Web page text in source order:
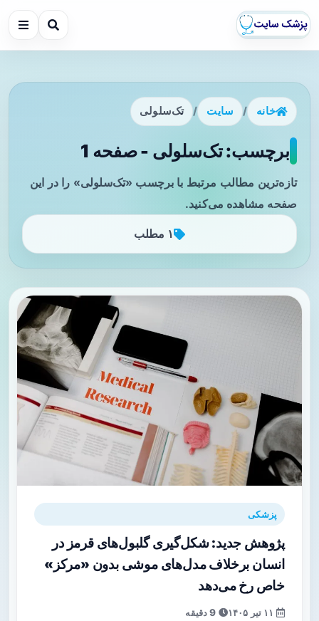
خانه / سایت / تک‌سلولی
برچسب: تک‌سلولی - صفحه 1
تازه‌ترین مطالب مرتبط با برچسب «تک‌سلولی» را در این
صفحه مشاهده می‌کنید.
۱ مطلب
پزشکی
پژوهش جدید: شکل‌گیری گلبول‌های قرمز در
انسان برخلاف مدل‌های موشی بدون «مرکز»
خاص رخ می‌دهد